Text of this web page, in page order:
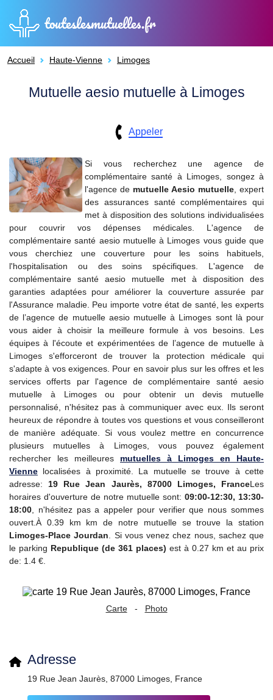
touteslesmutuelles.fr
Accueil Haute-Vienne Limoges
Mutuelle aesio mutuelle à Limoges
Appeler
Si vous recherchez une agence de
complémentaire santé à Limoges, songez à
l'agence de mutuelle Aesio mutuelle , expert
des assurances santé complémentaires qui
met à disposition des solutions individualisées
pour couvrir vos dépenses médicales. L'agence de
complémentaire santé aesio mutuelle à Limoges vous guide que
vous cherchiez une couverture pour les soins habituels,
l'hospitalisation ou des soins spécifiques. L'agence de
complémentaire santé aesio mutuelle met à disposition des
garanties adaptées pour améliorer la couverture assurée par
l'Assurance maladie. Peu importe votre état de santé, les experts
de l’agence de mutuelle aesio mutuelle à Limoges sont là pour
vous aider à choisir la meilleure formule à vos besoins. Les
équipes à l'écoute et expérimentées de l’agence de mutuelle à
Limoges s'efforceront de trouver la protection médicale qui
s'adapte à vos exigences. Pour en savoir plus sur les offres et les
services offerts par l'agence de complémentaire santé aesio
mutuelle à Limoges ou pour obtenir un devis mutuelle
personnalisé, n'hésitez pas à communiquer avec eux. Ils seront
heureux de répondre à toutes vos questions et vous conseilleront
de manière adéquate. Si vous voulez mettre en concurrence
plusieurs mutuelles à Limoges, vous pouvez également
rechercher les meilleures mutuelles à Limoges en Haute-
Vienne localisées à proximité. La mutuelle se trouve à cette
adresse: 19 Rue Jean Jaurès, 87000 Limoges, FranceLes
horaires d'ouverture de notre mutuelle sont: 09:00-12:30, 13:30-
18:00 , n'hésitez pas a appeler pour verifier que nous sommes
ouvert.À 0.39 km km de notre mutuelle se trouve la station
Limoges-Place Jourdan . Si vous venez chez nous, sachez que
le parking Republique (de 361 places) est à 0.27 km et au prix
de: 1.4 €.
Carte - Photo
Adresse
19 Rue Jean Jaurès, 87000 Limoges, France